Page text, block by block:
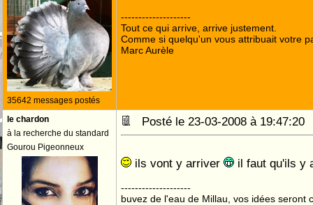
35642 messages postés
--------------------
Tout ce qui arrive, arrive justement.
Comme si quelqu'un vous attribuait votre
Marc Aurèle
le chardon
à la recherche du standard
Gourou Pigeonneux
Posté le 23-03-2008 à
ils vont y arriver il faut qu'ils y
--------------------
buvez de l'eau de Millau, vos idées seront